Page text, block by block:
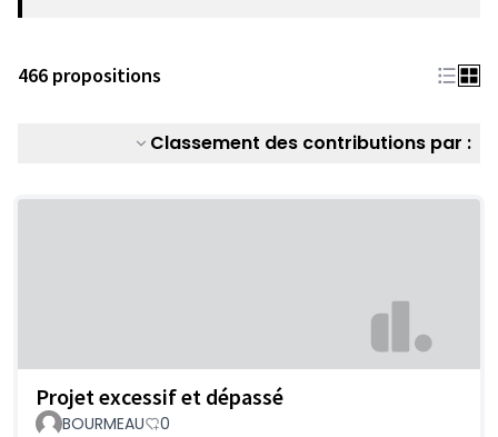
466 propositions
Classement des contributions par :
Projet excessif et dépassé
BOURMEAU 0